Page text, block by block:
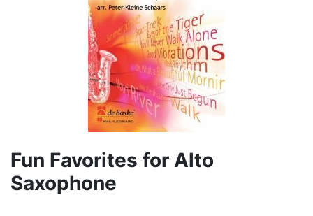
Fun Favorites for Alto
Saxophone